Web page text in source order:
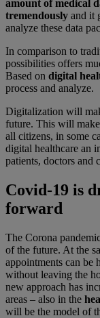
amount of medical
tremendously and it
analyze these data
In comparison to
possibilities offers
Based on digital
process and analyze.
Digitalization will
future. This will
all citizens, in some
digital healthcare an
patients, doctors and
Covid-19 is
forward
The Corona
of the future. At the
appointments can be
without leaving the
new approach has
areas – also in the
will be the model of